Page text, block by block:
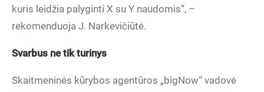
kuris leidžia palyginti X su Y naudomis“, –
rekomenduoja J. Narkevičiūtė.
Svarbus ne tik turinys
Skaitmeninės kūrybos agentūros „bigNow“ vadovė